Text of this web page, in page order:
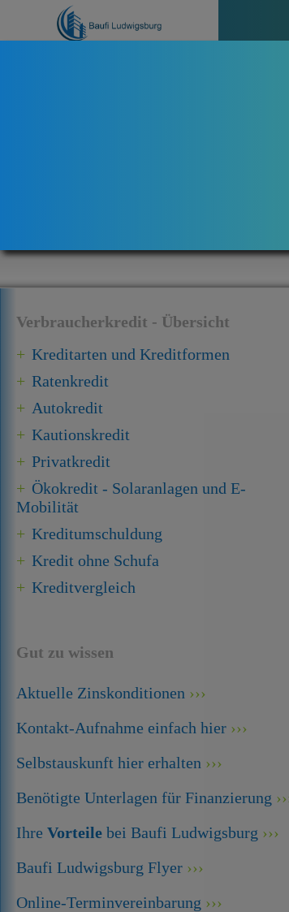
Verbraucherkredit - Übersicht
Kreditarten und Kreditformen
Ratenkredit
Autokredit
Kautionskredit
Privatkredit
Ökokredit - Solaranlagen und E-
Mobilität
Kredit­umschuldung
Kredit ohne Schufa
Kreditvergleich
Gut zu wissen
Aktuelle Zinskonditionen
Kontakt-Aufnahme einfach hier
Selbstauskunft hier erhalten
Benötigte Unterlagen für Finanzierung
Ihre Vorteile bei Baufi Ludwigsburg
Baufi Ludwigsburg Flyer
Online-Terminvereinbarung